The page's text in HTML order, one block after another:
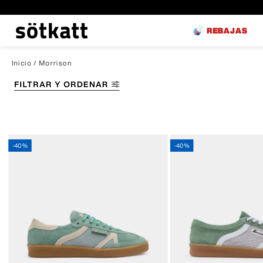
REBAJAS
Morrison
FILTRAR Y ORDENAR
-40 % -40 %